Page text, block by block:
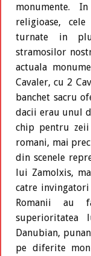
monumente.
religioase,
turnate in
stramosilor
actuala
Cavaler, cu 2
banchet sacru
dacii erau unul
chip pentru
romani, mai
din scenele
lui Zamolxis,
catre
Romanii au
superioritatea
Danubian,
pe diferite